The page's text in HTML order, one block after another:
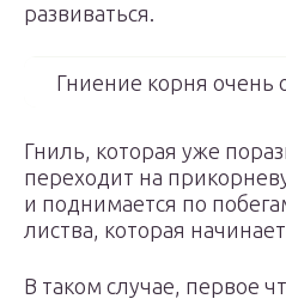
развиваться.
Гниение корня очень
Гниль, которая уже
переходит на
и поднимается по
листва, которая
В таком случае, первое